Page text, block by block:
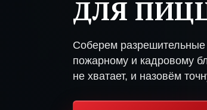
ДЛЯ
Соберем
пожарному и кадровому
не хватает, и назовём